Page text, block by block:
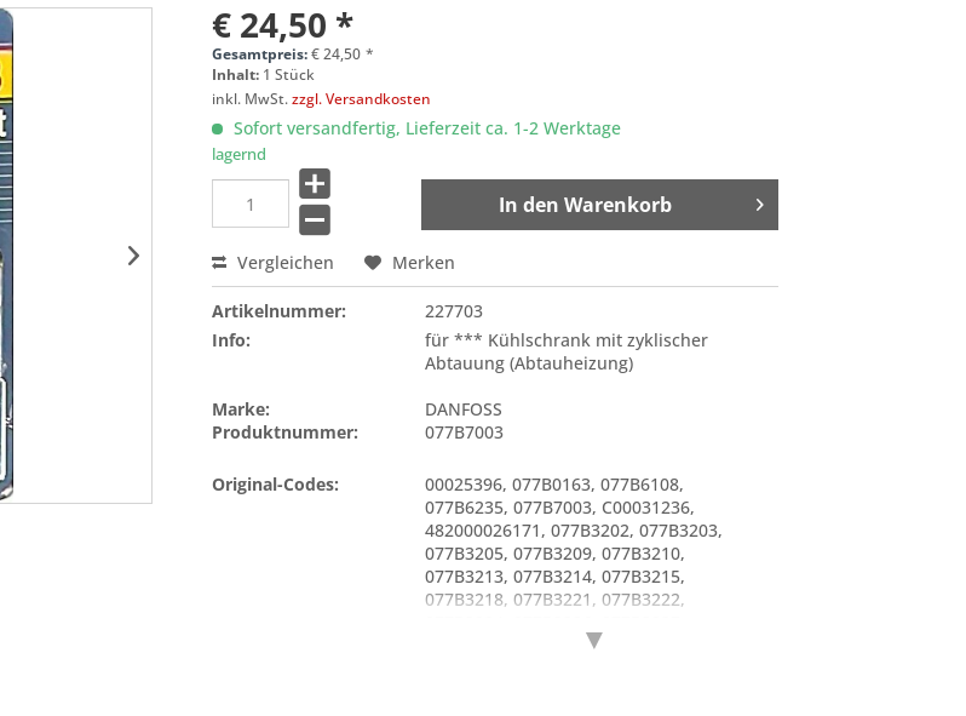
€ 24,50 *
Gesamtpreis:€24,50 *
Inhalt: 1 Stück
inkl. MwSt.zzgl. Versandkosten
Sofort versandfertig, Lieferzeit ca. 1-2 Werktage
lagernd
In den Warenkorb
Vergleichen Merken
Artikelnummer:
227703
Info:
für *** Kühlschrank mit zyklischer
Abtauung (Abtauheizung)
Marke:
DANFOSS
Produktnummer:
077B7003
Original-Codes: 00025396, 077B0163, 077B6108,
077B6235, 077B7003, C00031236,
482000026171 , 077B3202, 077B3203,
077B3205, 077B3209, 077B3210,
077B3213, 077B3214, 077B3215,
077B3218, 077B3221 , 077B3222,
077B3229,
▼